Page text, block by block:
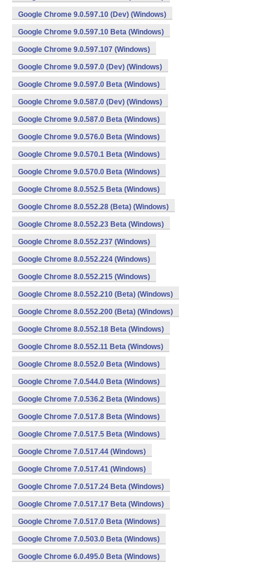
Google Chrome 9.0.597.10 (Dev) (Windows)
Google Chrome 9.0.597.10 Beta (Windows)
Google Chrome 9.0.597.107 (Windows)
Google Chrome 9.0.597.0 (Dev) (Windows)
Google Chrome 9.0.597.0 Beta (Windows)
Google Chrome 9.0.587.0 (Dev) (Windows)
Google Chrome 9.0.587.0 Beta (Windows)
Google Chrome 9.0.576.0 Beta (Windows)
Google Chrome 9.0.570.1 Beta (Windows)
Google Chrome 9.0.570.0 Beta (Windows)
Google Chrome 8.0.552.5 Beta (Windows)
Google Chrome 8.0.552.28 (Beta) (Windows)
Google Chrome 8.0.552.23 Beta (Windows)
Google Chrome 8.0.552.237 (Windows)
Google Chrome 8.0.552.224 (Windows)
Google Chrome 8.0.552.215 (Windows)
Google Chrome 8.0.552.210 (Beta) (Windows)
Google Chrome 8.0.552.200 (Beta) (Windows)
Google Chrome 8.0.552.18 Beta (Windows)
Google Chrome 8.0.552.11 Beta (Windows)
Google Chrome 8.0.552.0 Beta (Windows)
Google Chrome 7.0.544.0 Beta (Windows)
Google Chrome 7.0.536.2 Beta (Windows)
Google Chrome 7.0.517.8 Beta (Windows)
Google Chrome 7.0.517.5 Beta (Windows)
Google Chrome 7.0.517.44 (Windows)
Google Chrome 7.0.517.41 (Windows)
Google Chrome 7.0.517.24 Beta (Windows)
Google Chrome 7.0.517.17 Beta (Windows)
Google Chrome 7.0.517.0 Beta (Windows)
Google Chrome 7.0.503.0 Beta (Windows)
Google Chrome 6.0.495.0 Beta (Windows)